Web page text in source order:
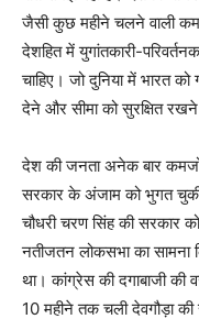
जैसी कुछ महीने चलने वाली
देशहित में युगांतकारी-
चाहिए। जो दुनिया में भारत को
देने और सीमा को सुरक्षित रखने
देश की जनता अनेक बार
सरकार के अंजाम को भुगत
चौधरी चरण सिंह की सरकार
नतीजतन लोकसभा का सामना
था। कांग्रेस की दगाबाजी
10 महीने तक चली देवगौड़ा